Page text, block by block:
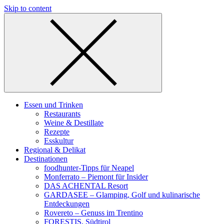
Skip to content
Essen und Trinken
Restaurants
Weine & Destillate
Rezepte
Esskultur
Regional & Delikat
Destinationen
foodhunter-Tipps für Neapel
Monferrato – Piemont für Insider
DAS ACHENTAL Resort
GARDASEE – Glamping, Golf und kulinarische
Entdeckungen
Rovereto – Genuss im Trentino
FORESTIS, Südtirol